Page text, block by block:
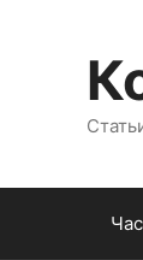
содержимому